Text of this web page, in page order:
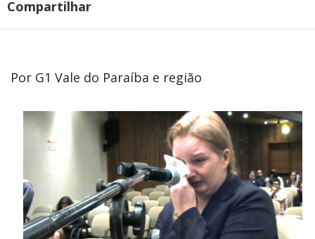
Compartilhar
Por G1 Vale do Paraíba e região